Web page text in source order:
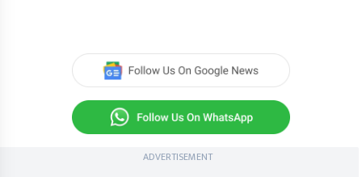
ADVERTISEMENT